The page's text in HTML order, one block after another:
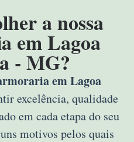
a nossa
em Lagoa
- MG?
em Lagoa
excelência, qualidade
em cada etapa do seu
motivos pelos quais